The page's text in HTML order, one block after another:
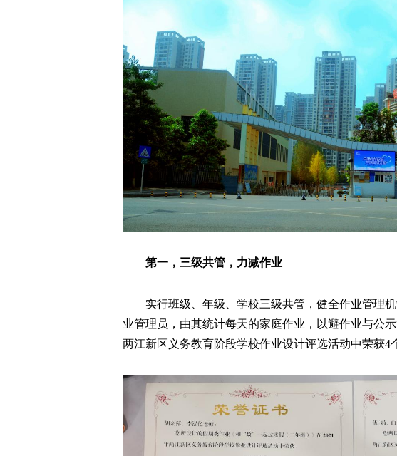
第一，三级共管，力减作业
实行班级、年级、学校三级共管，健全作业管理
业管理员，由其统计每天的家庭作业，以避作业与公
两江新区义务教育阶段学校作业设计评选活动中荣获4